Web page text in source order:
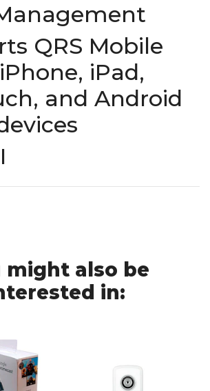
QRS Mobile
iPad,
and Android
might also be
in: